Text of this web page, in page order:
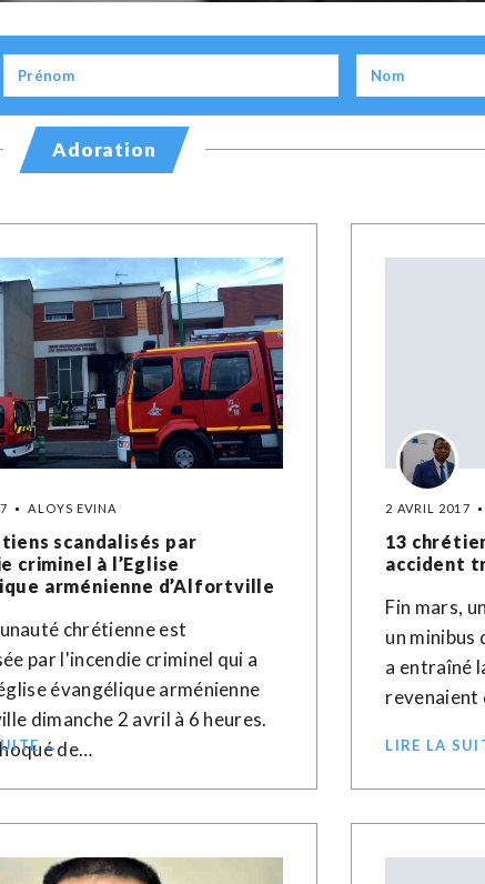
Adoration
ALOYS EVINA
scandalisés par
criminel à l’Eglise
arménienne d’Alfortville
chrétienne est
par l'incendie criminel qui a
évangélique arménienne
dimanche 2 avril à 6 heures.
de…
→
2 AVRIL 2017
13
accident
Fin mars,
un minibus
a entraîné
LIRE LA